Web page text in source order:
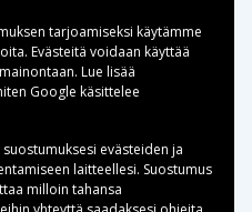
tarjoamiseksi käytämme
Evästeitä voidaan käyttää
Lue lisää
Google käsittelee
suostumuksesi evästeiden ja
laitteellesi. Suostumus
milloin tahansa